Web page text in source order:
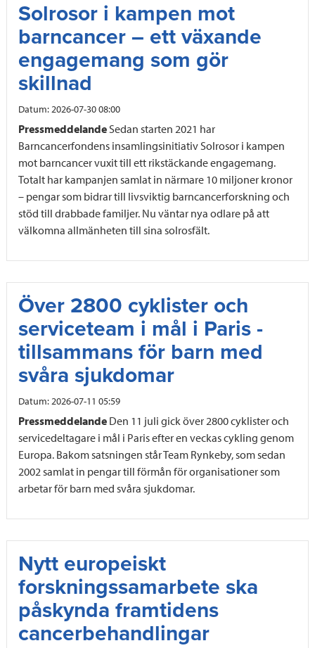
Solrosor i kampen mot
barncancer – ett växande
engagemang som gör
skillnad
Datum:2026-07-30 08:00
PressmeddelandeSedan starten 2021 har
Barncancerfondens insamlingsinitiativ Solrosor i kampen
mot barncancer vuxit till ett rikstäckande engagemang.
Totalt har kampanjen samlat in närmare 10 miljoner kronor
– pengar som bidrar till livsviktig barncancerforskning och
stöd till drabbade familjer. Nu väntar nya odlare på att
välkomna allmänheten till sina solrosfält.
Över 2800 cyklister och
serviceteam i mål i Paris -
tillsammans för barn med
svåra sjukdomar
Datum:2026-07-11 05:59
Pressmeddelande Den 11 juli gick över 2800 cyklister och
servicedeltagare i mål i Paris efter en veckas cykling genom
Europa. Bakom satsningen står Team Rynkeby, som sedan
2002 samlat in pengar till förmån för organisationer som
arbetar för barn med svåra sjukdomar.
Nytt europeiskt
forskningssamarbete ska
påskynda framtidens
cancerbehandlingar